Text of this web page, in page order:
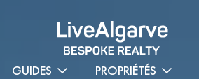
GUIDES PROPRIÉTÉS